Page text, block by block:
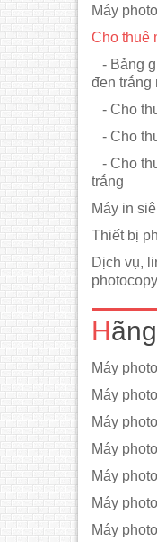
Máy
Cho thuê
- Bảng
đen trắng
- Cho
- Cho
- Cho
trắng
Máy in
Thiết bị
Dịch vụ,
photocopy
Máy
Máy
Máy
Máy
Máy
Máy
Máy